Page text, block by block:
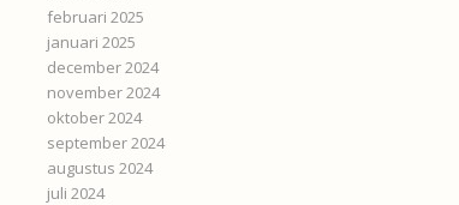
februari 2025
januari 2025
december 2024
november 2024
oktober 2024
september 2024
augustus 2024
juli 2024